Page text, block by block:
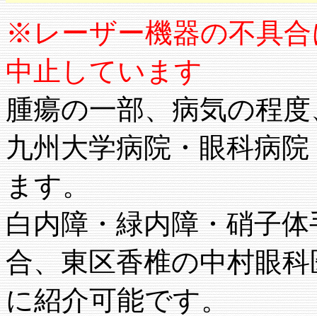
※レーザー機器の不具
中止しています
腫瘍の一部、病気の程
九州大学病院・眼科病
ます。
白内障・緑内障・硝子
合、東区香椎の中村眼
に紹介可能です。